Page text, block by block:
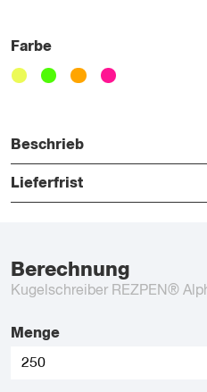
Farbe
Beschrieb
Lieferfrist
Berechnung
Kugelschreiber REZPEN®
Menge